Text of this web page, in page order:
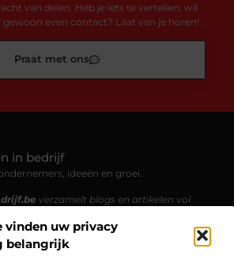
vinden uw privacy
belangrijk
van delen. Heb je iets te vertellen, wil
gewoon even contact? Laat van je horen!
Praat met ons
in bedrijf
ideeën en groei.
verzamelt blogs en artikelen vol
ondernemingen – ontdek
innovatie, ondernemen en werk